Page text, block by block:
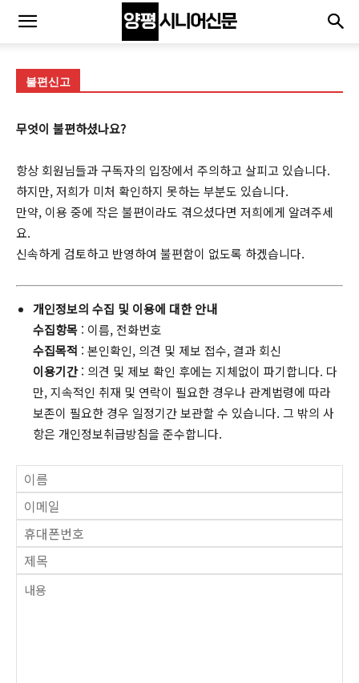
불편신고
무엇이 불편하셨나요?
항상 회원님들과 구독자의 입장에서 주의하고 살피고 있습니다.
하지만, 저희가 미처 확인하지 못하는 부분도 있습니다.
만약, 이용 중에 작은 불편이라도 겪으셨다면 저희에게 알려주세
요.
신속하게 검토하고 반영하여 불편함이 없도록 하겠습니다.
개인정보의 수집 및 이용에 대한 안내
수집항목 : 이름, 전화번호
수집목적 : 본인확인, 의견 및 제보 접수, 결과 회신
이용기간: 의견 및 제보 확인 후에는 지체없이 파기합니다. 다
만, 지속적인 취재 및 연락이 필요한 경우나 관계법령에 따라
보존이 필요한 경우 일정기간 보관할 수 있습니다. 그 밖의 사
항은 개인정보취급방침을 준수합니다.